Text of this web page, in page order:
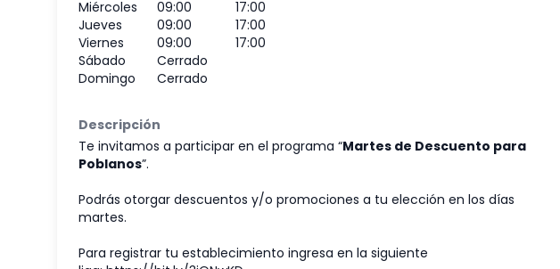
Miércoles
09:00
17:00
Jueves
09:00
17:00
Viernes
09:00
17:00
Sábado
Cerrado
Domingo
Cerrado
Descripción
Te invitamos a participar en el programa “Martes de Descuento para
Poblanos”.
Podrás otorgar descuentos y/o promociones a tu elección en los días
martes.
Para registrar tu establecimiento ingresa en la siguiente